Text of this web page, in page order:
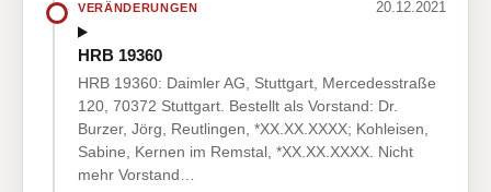
VERÄNDERUNGEN 20.12.2021
HRB 19360
HRB 19360: Daimler AG, Stuttgart, Mercedesstraße
120, 70372 Stuttgart. Bestellt als Vorstand: Dr.
Burzer, Jörg, Reutlingen, *XX.XX.XXXX; Kohleisen,
Sabine, Kernen im Remstal, *XX.XX.XXXX. Nicht
mehr Vorstand…